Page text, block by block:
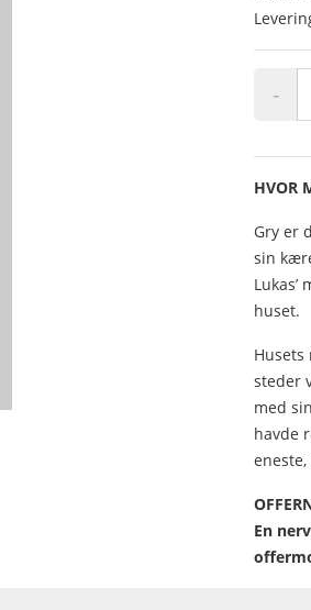
-
HVOR
Gry er
sin
huset.
steder
med
havde
En